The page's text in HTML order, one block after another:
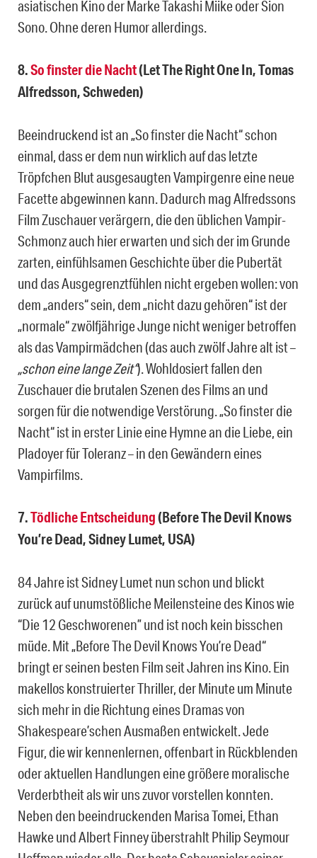
asiatischen Kino der Marke Takashi Miike oder Sion
Sono. Ohne deren Humor allerdings.
8.So finster die Nacht(Let The Right One In, Tomas
Alfredsson, Schweden)
Beeindruckend ist an „So finster die Nacht“ schon
einmal, dass er dem nun wirklich auf das letzte
Tröpfchen Blut ausgesaugten Vampirgenre eine neue
Facette abgewinnen kann. Dadurch mag Alfredssons
Film Zuschauer verärgern, die den üblichen Vampir-
Schmonz auch hier erwarten und sich der im Grunde
zarten, einfühlsamen Geschichte über die Pubertät
und das Ausgegrenztfühlen nicht ergeben wollen: von
dem „anders“ sein, dem „nicht dazu gehören“ ist der
„normale“ zwölfjährige Junge nicht weniger betroffen
als das Vampirmädchen (das auch zwölf Jahre alt ist –
„schon eine lange Zeit“). Wohldosiert fallen den
Zuschauer die brutalen Szenen des Films an und
sorgen für die notwendige Verstörung. „So finster die
Nacht“ ist in erster Linie eine Hymne an die Liebe, ein
Pladoyer für Toleranz – in den Gewändern eines
Vampirfilms.
7.Tödliche Entscheidung(Before The Devil Knows
You’re Dead, Sidney Lumet, USA)
84 Jahre ist Sidney Lumet nun schon und blickt
zurück auf unumstößliche Meilensteine des Kinos wie
“Die 12 Geschworenen” und ist noch kein bisschen
müde. Mit „Before The Devil Knows You’re Dead“
bringt er seinen besten Film seit Jahren ins Kino. Ein
makellos konstruierter Thriller, der Minute um Minute
sich mehr in die Richtung eines Dramas von
Shakespeare’schen Ausmaßen entwickelt. Jede
Figur, die wir kennenlernen, offenbart in Rückblenden
oder aktuellen Handlungen eine größere moralische
Verderbtheit als wir uns zuvor vorstellen konnten.
Neben den beeindruckenden Marisa Tomei, Ethan
Hawke und Albert Finney überstrahlt Philip Seymour